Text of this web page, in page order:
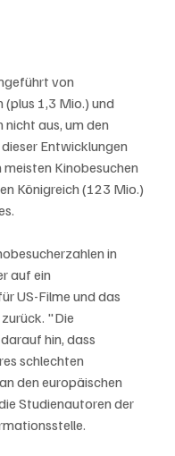
von
(plus 1,3 Mio.) und
nicht aus, um den
Entwicklungen
Kinobesuchen
Königreich (123 Mio.)
in
auf ein
US-Filme und das
"Die
hin, dass
schlechten
den europäischen
Studienautoren der